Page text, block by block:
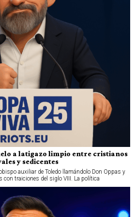
a latigazo limpio entre cristianos
y sedicentes
auxiliar de Toledo llamándolo Don Oppas y
con traiciones del siglo VIII. La política